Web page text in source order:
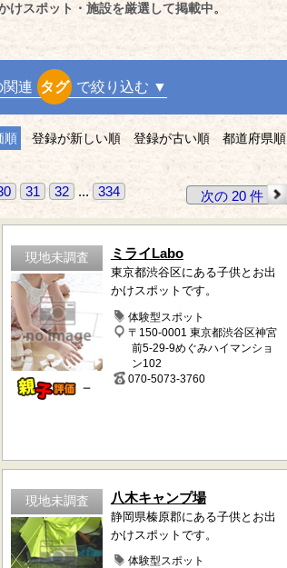
スポット・施設を厳選して掲載中。
関連 タグ で絞り込む ▼
順 登録が新しい順 登録が古い順 都道府県順
31 32 ... 334 次の 20 件
現地未調査
－
ミライLabo
東京都渋谷区にある子供とお出
かけスポットです。
体験型スポット
〒150-0001 東京都渋谷区神宮
前5-29-9めぐみハイマンショ
ン102
070-5073-3760
現地未調査 八木キャンプ場
静岡県榛原郡にある子供とお出
かけスポットです。
体験型スポット